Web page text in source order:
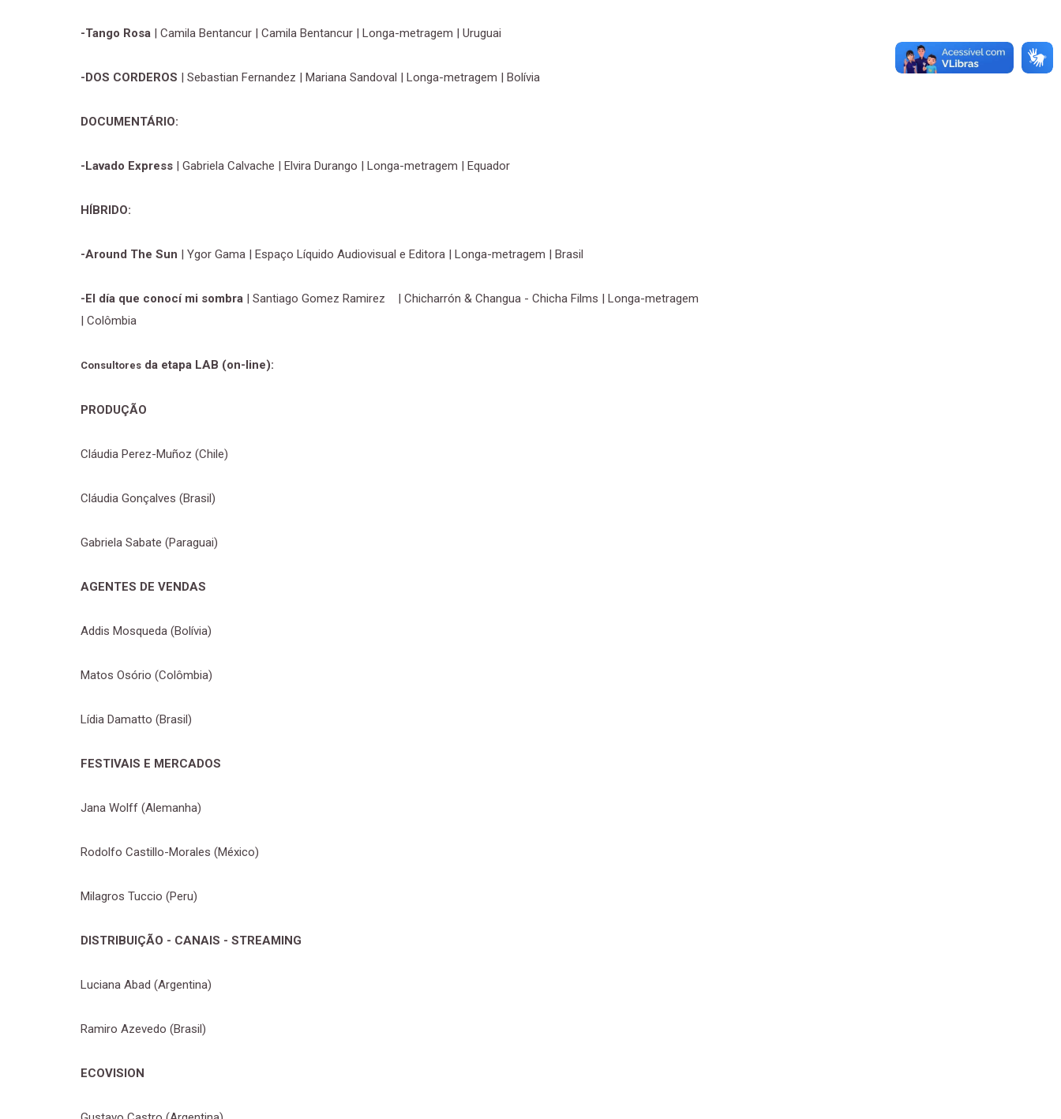
-Tango Rosa | Camila Bentancur | Camila Bentancur | Longa-metragem | Uruguai
-DOS CORDEROS | Sebastian Fernandez | Mariana Sandoval | Longa-metragem | Bolívia
DOCUMENTÁRIO:
-Lavado Express | Gabriela Calvache | Elvira Durango | Longa-metragem | Equador
HÍBRIDO:
-Around The Sun | Ygor Gama | Espaço Líquido Audiovisual e Editora | Longa-metragem | Brasil
-El día que conocí mi sombra | Santiago Gomez Ramirez | Chicharrón & Changua - Chicha Films | Longa-metragem
| Colômbia
Consultores da etapa LAB (on-line):
PRODUÇÃO
Cláudia Perez-Muñoz (Chile)
Cláudia Gonçalves (Brasil)
Gabriela Sabate (Paraguai)
AGENTES DE VENDAS
Addis Mosqueda (Bolívia)
Matos Osório (Colômbia)
Lídia Damatto (Brasil)
FESTIVAIS E MERCADOS
Jana Wolff (Alemanha)
Rodolfo Castillo-Morales (México)
Milagros Tuccio (Peru)
DISTRIBUIÇÃO - CANAIS - STREAMING
Luciana Abad (Argentina)
Ramiro Azevedo (Brasil)
ECOVISION